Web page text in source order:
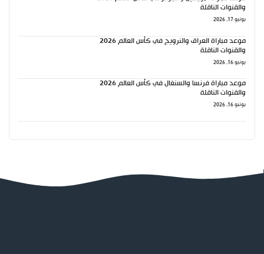
والقنوات الناقلة
يونيو 17, 2026
موعد مباراة العراق والنرويج في كأس العالم 2026
والقنوات الناقلة
يونيو 16, 2026
موعد مباراة فرنسا والسنغال في كأس العالم 2026
والقنوات الناقلة
يونيو 16, 2026